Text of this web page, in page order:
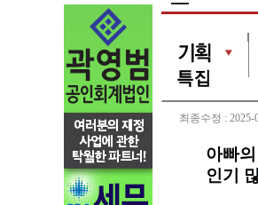
최종수정 : 2025-
아빠
인기